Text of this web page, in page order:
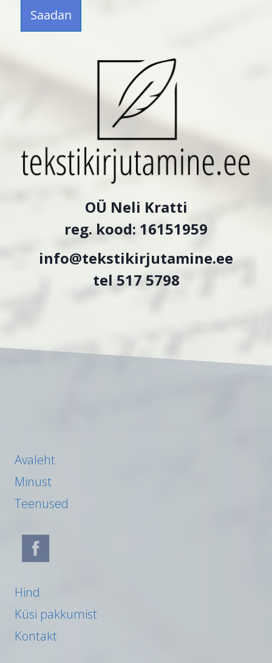
Saadan
OÜ Neli Kratti
reg. kood: 16151959
info@tekstikirjutamine.ee
tel 517 5798
Avaleht
Minust
Teenused
Hind
Küsi pakkumist
Kontakt